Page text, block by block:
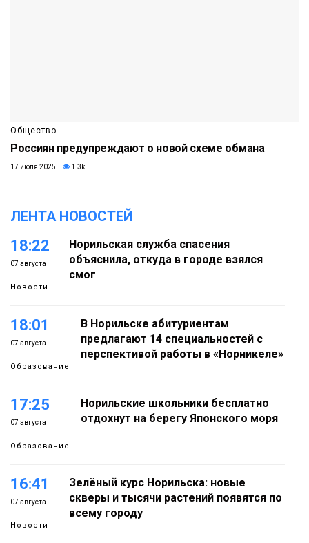
Общество
Россиян предупреждают о новой схеме обмана
17 июля 2025 1.3k
ЛЕНТА НОВОСТЕЙ
18:22
07 августа
Новости
Норильская служба спасения
объяснила, откуда в городе взялся
смог
18:01
07 августа
Образование
В Норильске абитуриентам
предлагают 14 специальностей с
перспективой работы в «Норникеле»
17:25
07 августа
Образование
Норильские школьники бесплатно
отдохнут на берегу Японского моря
16:41
07 августа
Новости
Зелёный курс Норильска: новые
скверы и тысячи растений появятся по
всему городу